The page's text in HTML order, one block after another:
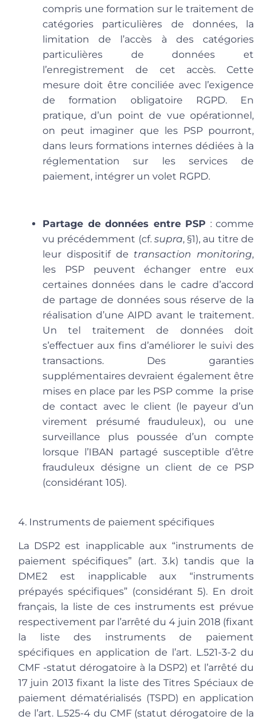
compris uneformation sur le traitement de
catégories particulières de données, la
limitation de l’accès à des catégories
particulières de données et
l’enregistrement de cet accès. Cette
mesure doit être conciliée avec l’exigence
de formation obligatoire RGPD. En
pratique, d’un point de vue opérationnel,
on peut imaginer que les PSP pourront,
dans leurs formations internes dédiées à la
réglementation sur les services de
paiement, intégrer un volet RGPD.
Partage de données entre PSP : comme
vu précédemment (cf. supra, §1), au titre de
leur dispositif de transaction monitoring,
les PSP peuvent échanger entre eux
certaines données dans le cadre d’accord
de partage de données sous réserve de la
réalisation d’une AIPD avant le traitement.
Un tel traitement de données doit
s’effectuer aux fins d’améliorer le suivi des
transactions. Des garanties
supplémentaires devraient également être
mises en place par les PSP comme la prise
de contact avec le client (le payeur d’un
virement présumé frauduleux), ou une
surveillance plus poussée d’un compte
lorsque l’IBAN partagé susceptible d’être
frauduleux désigne un client de ce PSP
(considérant 105).
4. Instruments de paiement spécifiques
La DSP2 est inapplicable aux “instruments de
paiement spécifiques” (art. 3.k) tandis que la
DME2 est inapplicable aux “instruments
prépayés spécifiques” (considérant 5). En droit
français, la liste de ces instruments est prévue
respectivement par l’arrêté du 4 juin 2018 (fixant
la liste des instruments de paiement
spécifiques en application de l’art. L.521-3-2 du
CMF -statut dérogatoire à la DSP2) et l’arrêté du
17 juin 2013 fixant la liste des Titres Spéciaux de
paiement dématérialisés (TSPD) en application
de l’art. L.525-4 du CMF (statut dérogatoire de la